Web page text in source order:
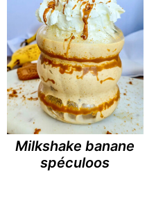
Milkshake banane
spéculoos